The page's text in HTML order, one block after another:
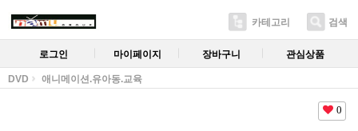
카테고리 검색
로그인 마이페이지 장바구니 관심상품
DVD 애니메이션.유아동.교육
0